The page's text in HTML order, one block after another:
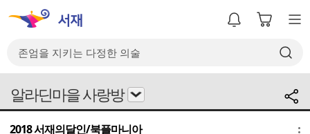
알라딘마을 사랑방
2018 서재의달인/북플마니아